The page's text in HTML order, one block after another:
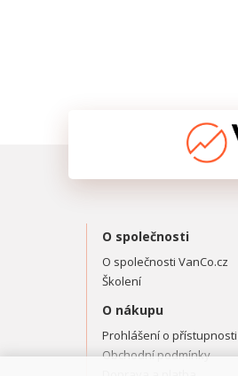
O společnosti
O společnosti VanCo.cz
Školení
O nákupu
Prohlášení o
Obchodní podmínky